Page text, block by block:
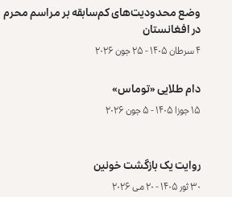
وضع محدودیت‌های کم‌سابقه بر مراسم محرم
در افغانستان
۴ سرطان ۱۴۰۵ - ۲۵ جون ۲۰۲۶
دام طلایی «توماس»
۱۵ جوزا ۱۴۰۵ - ۵ جون ۲۰۲۶
روایت یک بازگشت خونین
۳۰ ثور ۱۴۰۵ - ۲۰ می ۲۰۲۶